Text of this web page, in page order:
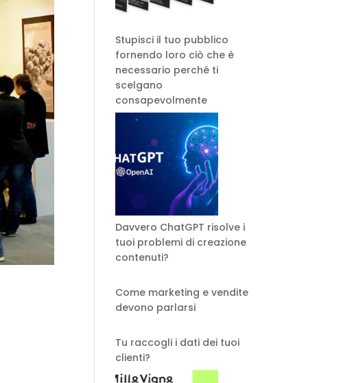
Stupisci il tuo pubblico
fornendo loro ciò che è
necessario perché ti
scelgano
consapevolmente
Davvero ChatGPT risolve i
tuoi problemi di creazione
contenuti?
Come marketing e vendite
devono parlarsi
Tu raccogli i dati dei tuoi
clienti?